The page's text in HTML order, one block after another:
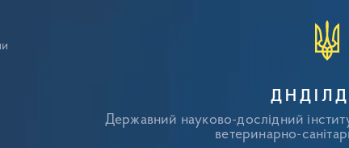
Державний науково-дослідний
ветеринарно-